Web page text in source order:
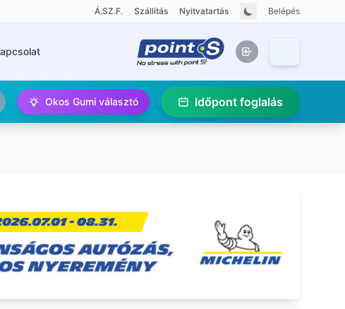
Á.SZ.F. Szállítás Nyitvatartás Belépés
Okos Gumi választó Időpont foglalás